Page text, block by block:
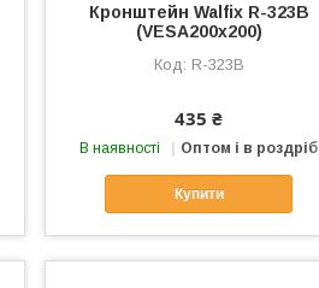
Кронштейн Walfix R-323B
(VESA200х200)
R-323B
435 ₴
В наявності Оптом і в роздріб
Купити